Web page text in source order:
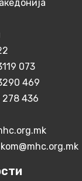
073
469
436